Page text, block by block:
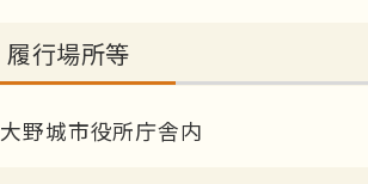
履行場所等
大野城市役所庁舎内